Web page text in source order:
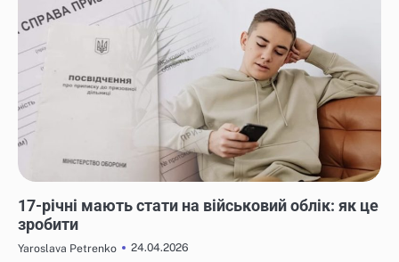
17-річні мають стати на військовий облік: як це
зробити
Yaroslava Petrenko
24.04.2026